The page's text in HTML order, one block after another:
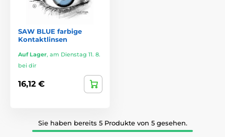
SAW BLUE farbige
Kontaktlinsen
Auf Lager, am Dienstag 11. 8.
bei dir
16,12 €
Sie haben bereits 5 Produkte von 5 gesehen.